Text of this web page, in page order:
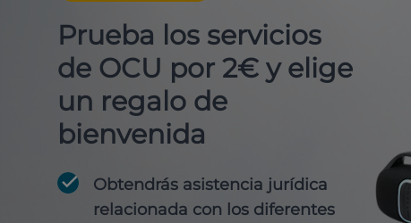
Prueba los servicios
de OCU por 2€ y elige
un regalo de
bienvenida
Obtendrás asistencia jurídica
relacionada con los diferentes